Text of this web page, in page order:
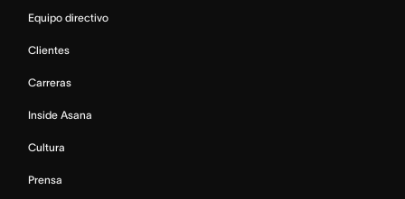
Equipo directivo
Clientes
Carreras
Inside Asana
Cultura
Prensa